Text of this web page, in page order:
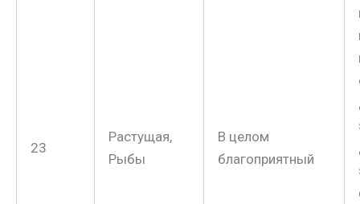
23
Растущая,
Рыбы
В целом
благоприятный